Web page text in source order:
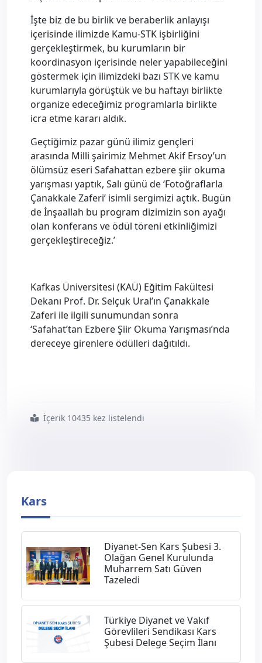
İşte biz de bu birlik ve beraberlik anlayışı
içerisinde ilimizde Kamu-STK işbirliğini
gerçekleştirmek, bu kurumların bir
koordinasyon içerisinde neler yapabileceğini
göstermek için ilimizdeki bazı STK ve kamu
kurumlarıyla görüştük ve bu haftayı birlikte
organize edeceğimiz programlarla birlikte
icra etme kararı aldık.
Geçtiğimiz pazar günü ilimiz gençleri
arasında Milli şairimiz Mehmet Akif Ersoy’un
ölümsüz eseri Safahattan ezbere şiir okuma
yarışması yaptık, Salı günü de ‘Fotoğraflarla
Çanakkale Zaferi’ isimli sergimizi açtık. Bugün
de İnşaallah bu program dizimizin son ayağı
olan konferans ve ödül töreni etkinliğimizi
gerçekleştireceğiz.’
Kafkas Üniversitesi (KAÜ) Eğitim Fakültesi
Dekanı Prof. Dr. Selçuk Ural’ın Çanakkale
Zaferi ile ilgili sunumundan sonra
‘Safahat’tan Ezbere Şiir Okuma Yarışması’nda
dereceye girenlere ödülleri dağıtıldı.
#​kars ta
#çanakkale
#şehitleri
#anıldıİçerik 10435 kez listelendi
Kars
Diyanet-Sen Kars Şubesi 3.
Olağan Genel Kurulunda
Muharrem Satı Güven
Tazeledi
Türkiye Diyanet ve Vakıf
Görevlileri Sendikası Kars
Şubesi Delege Seçim İlanı